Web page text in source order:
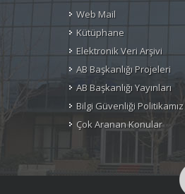
Web Mail
Kütüphane
Elektronik Veri Arşivi
AB Başkanlığı Projeleri
AB Başkanlığı Yayınları
Bilgi Güvenliği Politikamız
Çok Aranan Konular